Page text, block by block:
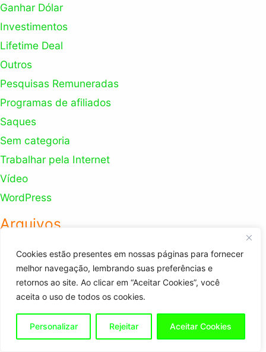
Cookies estão presentes em nossas páginas para fornecer
melhor navegação, lembrando suas preferências e
retornos ao site. Ao clicar em “Aceitar Cookies”, você
aceita o uso de todos os cookies.
Personalizar Rejeitar Aceitar Cookies
Ganhar Dólar
Investimentos
Lifetime Deal
Outros
Pesquisas Remuneradas
Programas de afiliados
Saques
Sem categoria
Trabalhar pela Internet
Vídeo
WordPress
Arquivos
Arquivos
Contato
Política de Privacidade
Ganhar dinheiro na internet